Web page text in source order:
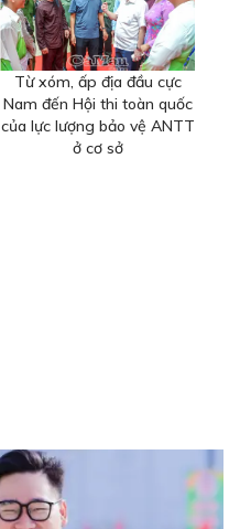
Từ xóm, ấp địa đầu cực
Nam đến Hội thi toàn quốc
của lực lượng bảo vệ ANTT
ở cơ sở